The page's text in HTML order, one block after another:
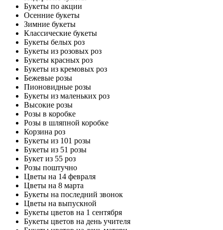
Букеты по акции
Осенние букеты
Зимние букеты
Классические букеты
Букеты белых роз
Букеты из розовых роз
Букеты красных роз
Букеты из кремовых роз
Бежевые розы
Пионовидные розы
Букеты из маленьких роз
Высокие розы
Розы в коробке
Розы в шляпной коробке
Корзина роз
Букеты из 101 розы
Букеты из 51 розы
Букет из 55 роз
Розы поштучно
Цветы на 14 февраля
Цветы на 8 марта
Букеты на последний звонок
Цветы на выпускной
Букеты цветов на 1 сентября
Букеты цветов на день учителя